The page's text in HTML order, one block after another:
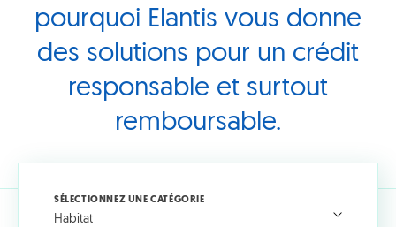
pourquoi Elantis vous donne
des solutions pour un crédit
responsable et surtout
remboursable.
SÉLECTIONNEZ UNE CATÉGORIE
Habitat